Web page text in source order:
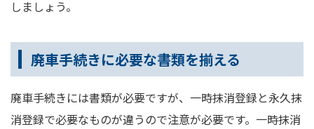
しましょう。
廃車手続きに必要な書類を揃える
廃車手続きには書類が必要ですが、一時抹消登録と永久抹
消登録で必要なものが違うので注意が必要です。一時抹消